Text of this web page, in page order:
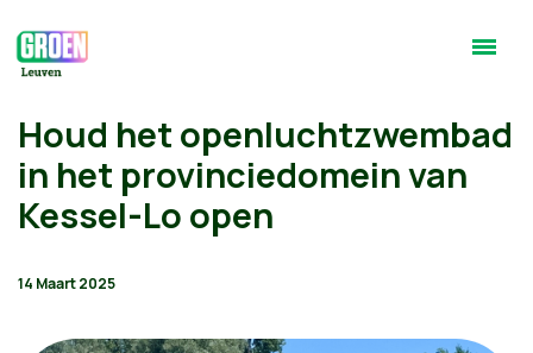
Houd het openluchtzwembad
in het provinciedomein van
Kessel-Lo open
14 Maart 2025